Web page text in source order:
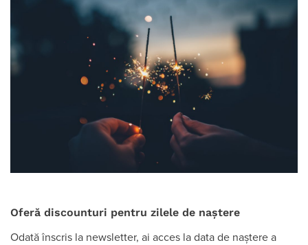
Oferă discounturi pentru zilele de naștere
Odată înscris la newsletter, ai acces la data de naștere a